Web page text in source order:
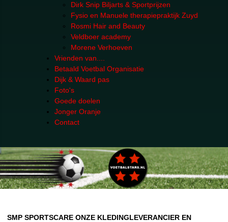
Dirk Snip Biljarts & Sportprijzen
Fysio en Manuele therapiepraktijk Zuyd
Rosmi Hair and Beauty
Veldboer academy
Morene Verhoeven
Vrienden van....
Betaald Voetbal Organisatie
Dijk & Waard pas
Foto's
Goede doelen
Jonger Oranje
Contact
SMP SPORTSCARE ONZE KLEDINGLEVERANCIER EN